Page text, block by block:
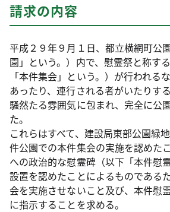
請求の内容
平成２９年９月１日、都立横網町公
園」という。）内で、慰霊祭と称す
「本件集会」という。）が行われる
あったり、連行される者がいたりす
騒然たる雰囲気に包まれ、完全に公
た。
これらはすべて、建設局東部公園緑
件公園での本件集会の実施を認めた
への政治的な慰霊碑（以下「本件慰
設置を認めたことによるものである
会を実施させないこと及び、本件慰
に指示することを求める。